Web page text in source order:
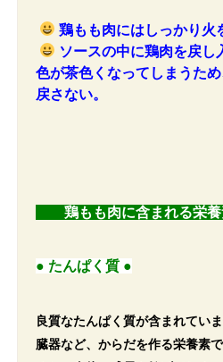
鶏もも肉にはしっかり火
ソースの中に鶏肉を戻し
色が茶色くなってしまうた
戻さない。
鶏もも肉に含まれる
● たんぱく質 ●
良質なたんぱく質が含まれてい
臓器など、からだを作る栄養素